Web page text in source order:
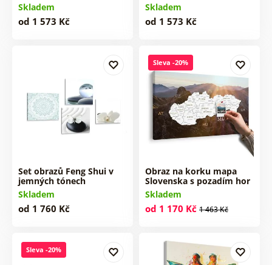
Skladem
od 1 573 Kč
Skladem
od 1 573 Kč
Set obrazů Feng Shui v
jemných tónech
Skladem
od 1 760 Kč
Sleva -20%
Obraz na korku mapa
Slovenska s pozadím hor
Skladem
od 1 170 Kč 1 463 Kč
Sleva -20%